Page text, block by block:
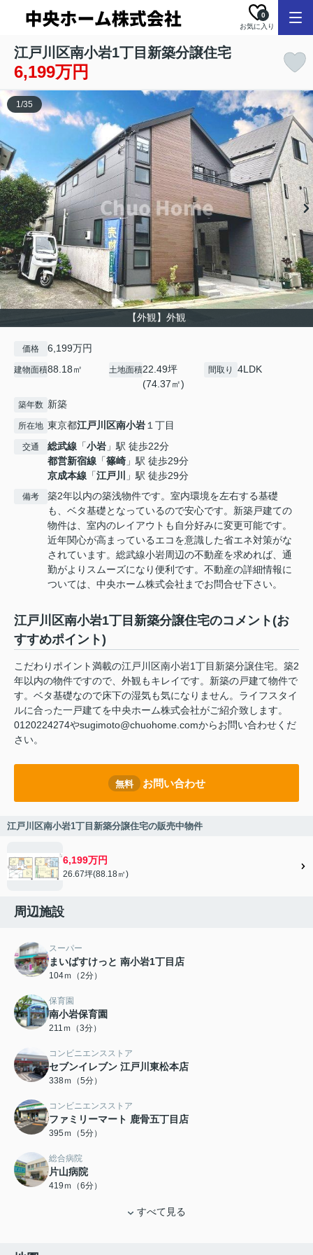
お気に入り
0
江戸川区南小岩1丁目新築分譲住宅
6,199万円
【外観】外観
1/35
価格 6,199万円
建物面積88.18㎡ 土地面積22.49坪
(74.37㎡)
間取り 4LDK
築年数 新築
所在地 東京都江戸川区南小岩１丁目
交通 総武線 「小岩 」駅 徒歩22分
都営新宿線 「篠崎 」駅 徒歩29分
京成本線 「江戸川 」駅 徒歩29分
備考
築2年以内の築浅物件です。室内環境を左右する基礎
も、ベタ基礎となっているので安心です。新築戸建ての
物件は、室内のレイアウトも自分好みに変更可能です。
近年関心が高まっているエコを意識した省エネ対策がな
されています。総武線小岩周辺の不動産を求めれば、通
勤がよりスムーズになり便利です。不動産の詳細情報に
ついては、中央ホーム株式会社までお問合せ下さい。
江戸川区南小岩1丁目新築分譲住宅のコメント(お
すすめポイント)
こだわりポイント満載の江戸川区南小岩1丁目新築分譲住宅。築2
年以内の物件ですので、外観もキレイです。新築の戸建て物件で
す。ベタ基礎なので床下の湿気も気になりません。ライフスタイ
ルに合った一戸建てを中央ホーム株式会社がご紹介致します。
0120224274やsugimoto@chuohome.comからお問い合わせくだ
さい。
無料 お問い合わせ
江戸川区南小岩1丁目新築分譲住宅の販売中物件
6,199万円
26.67坪(88.18㎡)
周辺施設
スーパー
まいばすけっと 南小岩1丁目店
104ｍ（2分）
保育園
南小岩保育園
211ｍ（3分）
コンビニエンスストア
セブンイレブン 江戸川東松本店
338ｍ（5分）
コンビニエンスストア
ファミリーマート 鹿骨五丁目店
395ｍ（5分）
総合病院
片山病院
419ｍ（6分）
すべて見る